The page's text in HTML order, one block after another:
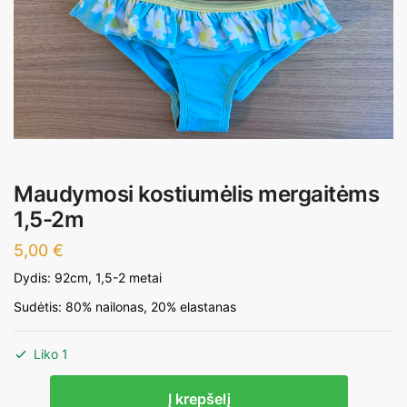
Maudymosi kostiumėlis mergaitėms
1,5-2m
5,00 €
Dydis: 92cm, 1,5-2 metai
Sudėtis: 80% nailonas, 20% elastanas
Liko 1
Į krepšelį